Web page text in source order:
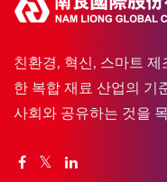
친환경, 혁신, 스마트
한 복합 재료 산업의 기
사회와 공유하는 것을